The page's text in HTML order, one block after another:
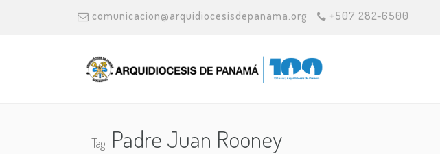
comunicacion@arquidiocesisdepanama.org +507 282-6500
Tag:Padre Juan Rooney